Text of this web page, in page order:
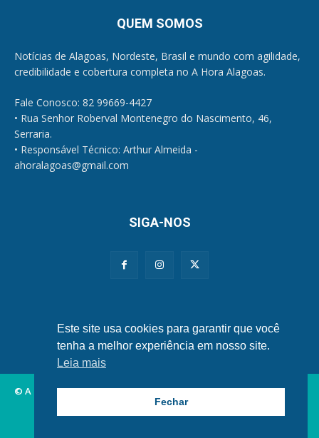
QUEM SOMOS
Notícias de Alagoas, Nordeste, Brasil e mundo com agilidade,
credibilidade e cobertura completa no A Hora Alagoas.
Fale Conosco: 82 99669-4427
• Rua Senhor Roberval Montenegro do Nascimento, 46,
Serraria.
• Responsável Técnico: Arthur Almeida -
ahoralagoas@gmail.com
SIGA-NOS
© A Hora Alagoas.
Alagoas Municípios Nordeste Política Brasil
Mundo
Este site usa cookies para garantir que você
tenha a melhor experiência em nosso site.
Leia mais
Fechar